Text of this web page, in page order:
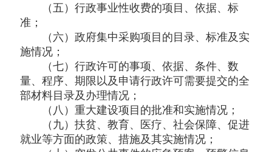
（五）行政事业性收费的项目、依据、标
准；
（六）政府集中采购项目的目录、标准及实
施情况；
（七）行政许可的事项、依据、条件、数
量、程序、期限以及申请行政许可需要提交的全
部材料目录及办理情况；
（八）重大建设项目的批准和实施情况；
（九）扶贫、教育、医疗、社会保障、促进
就业等方面的政策、措施及其实施情况；